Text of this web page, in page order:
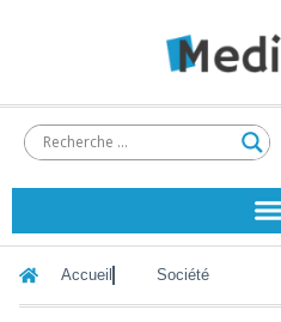
Accueil Société